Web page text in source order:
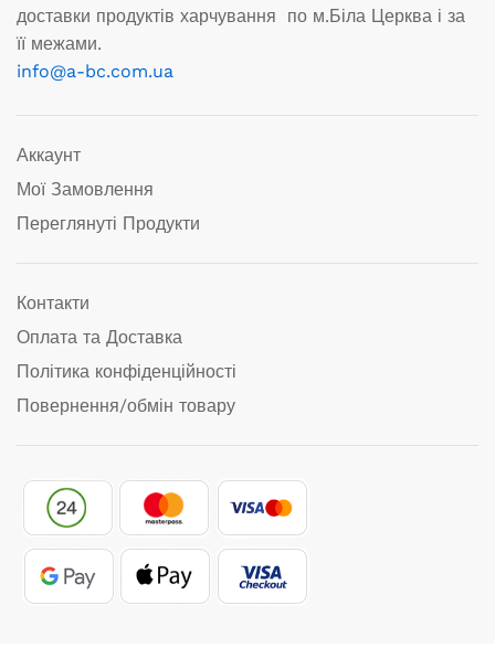
доставки продуктів харчування по м.Біла Церква і за
її межами.
info@a-bc.com.ua
Аккаунт
Мої Замовлення
Переглянуті Продукти
Контакти
Оплата та Доставка
Політика конфіденційності
Повернення/обмін товару